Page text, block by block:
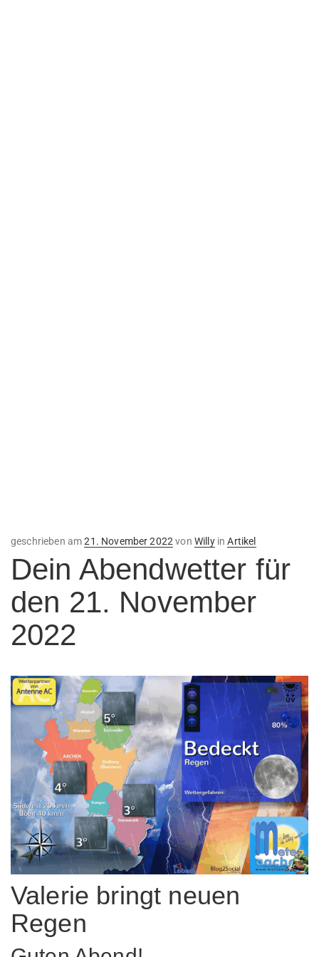
geschrieben amVeröffentlicht
am
21. November 2022 von WillyinArtikel
Dein Abendwetter für
den 21. November
2022
Valerie bringt neuen
Regen